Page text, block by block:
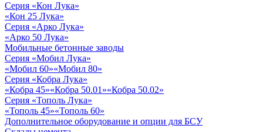
Серия «Кон Лука»
«Кон 25 Лука»
Серия «Арко Лука»
«Арко 50 Лука»
Мобильные бетонные заводы
Серия «Мобил Лука»
«Мобил 60»«Мобил 80»
Серия «Кобра Лука»
«Кобра 45»«Кобра 50.01»«Кобра 50.02»
Серия «Тополь Лука»
«Тополь 45»«Тополь 60»
Дополнительное оборудование и опции для БСУ